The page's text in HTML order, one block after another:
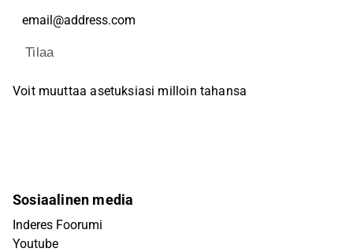
Tilaa
Voit muuttaa asetuksiasi milloin tahansa
Sosiaalinen media
Inderes Foorumi
Youtube